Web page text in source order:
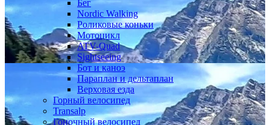
Бег
Nordic Walking
Роликовые коньки
Мотоцикл
ATV-Quad
Sightseeing
Бот и каноэ
Параплан и дельтаплан
Верховая езда
Горный велосипед
Transalp
Гоночный велосипед